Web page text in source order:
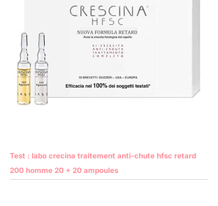
Test : labo crecina traitement anti-chute hfsc retard
200 homme 20 + 20 ampoules